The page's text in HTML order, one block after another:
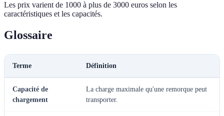
Les prix varient de 1000 à plus de 3000 euros selon les
caractéristiques et les capacités.
Glossaire
Terme Définition
Capacité de
chargement
La charge maximale qu'une remorque peut
transporter.